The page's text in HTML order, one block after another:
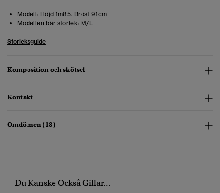
Modell: Höjd 1m85. Bröst 91cm
Modellen bär storlek: M/L
Storleksguide
Komposition och skötsel
Kontakt
Omdömen (13)
Du Kanske Också Gillar...